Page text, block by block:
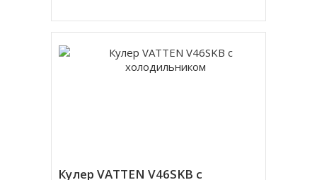
Кулер VATTEN V46SKB с